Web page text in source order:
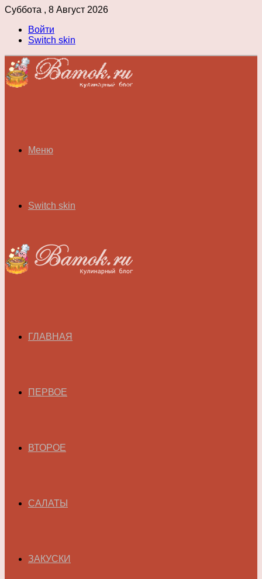
Суббота , 8 Август 2026
Войти
Switch skin
Меню
Switch skin
ГЛАВНАЯ
ПЕРВОЕ
ВТОРОЕ
САЛАТЫ
ЗАКУСКИ